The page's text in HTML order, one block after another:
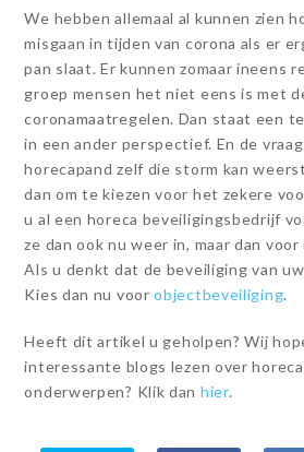
We hebben allemaal al kunnen zien
misgaan in tijden van corona als er
pan slaat. Er kunnen zomaar ineens
groep mensen het niet eens is met
coronamaatregelen. Dan staat een
in een ander perspectief. En de
horecapand zelf die storm kan
dan om te kiezen voor het zekere
u al een horeca beveiligingsbedrijf
ze dan ook nu weer in, maar dan
Als u denkt dat de beveiliging van
Kies dan nu voorobjectbeveiliging.
Heeft dit artikel u geholpen? Wij
interessante blogs lezen over
onderwerpen? Klik dan hier.